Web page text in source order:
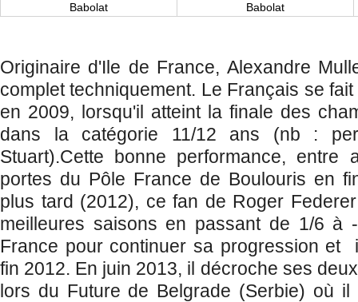
Babolat
Babolat
Originaire d'Ile de France, Alexandre
complet techniquement. Le Français se
en 2009, lorsqu'il atteint la finale des
dans la catégorie 11/12 ans (nb :
Stuart).Cette bonne performance, entre
portes du Pôle France de Boulouris en
plus tard (2012), ce fan de Roger
meilleures saisons en passant de 1/6 à
France pour continuer sa progression et
fin 2012. En juin 2013, il décroche ses
lors du Future de Belgrade (Serbie) où